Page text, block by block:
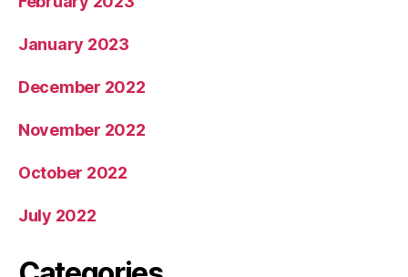
January 2023
December 2022
November 2022
October 2022
July 2022